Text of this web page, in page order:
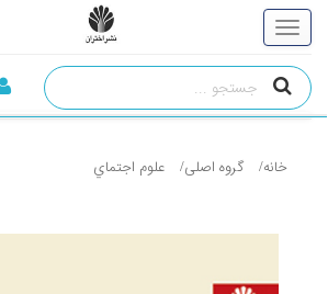
خانه گروه اصلی علوم اجتماي